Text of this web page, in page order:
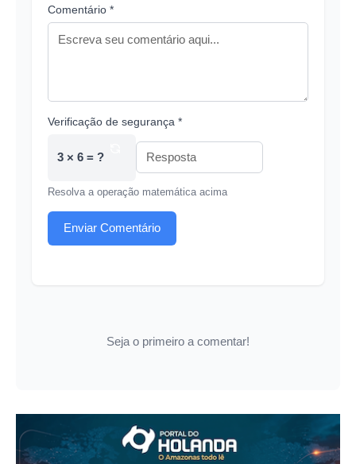
Comentário *
Verificação de segurança *
3 × 6 = ?
Resolva a operação matemática acima
Enviar Comentário
Seja o primeiro a comentar!